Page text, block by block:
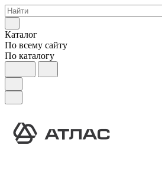
Каталог
По всему сайту
По каталогу